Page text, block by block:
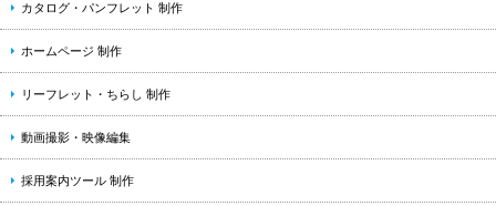
カタログ・パンフレット 制作
ホームページ 制作
リーフレット・ちらし 制作
動画撮影・映像編集
採用案内ツール 制作